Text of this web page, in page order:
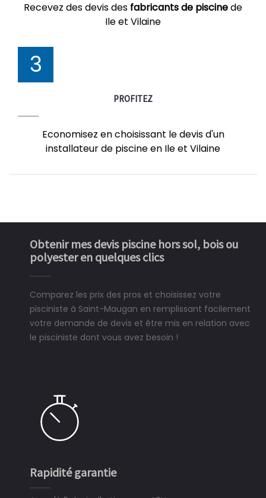
Recevez des devis des fabricants de piscinede
Ile et Vilaine
3
PROFITEZ
Economisez en choisissant le devis d'un
installateur de piscine en Ile et Vilaine
Obtenir mes devis piscine hors sol, bois ou
polyester en quelques clics
Comparez les prix des pros et choisissez votre
pisciniste à Saint-Maugan en remplissant facilement
votre demande de devis et être mis en relation avec
le pisciniste dont vous avez besoin !
Rapidité garantie